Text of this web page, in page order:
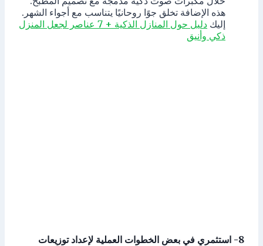
هذه الإضافة تخلق جوًا روحانيًا يتناسب مع أجواء الشهر.
إليك
دليل حول المنازل الذكية + 7 عناصر لجعل المنزل
ذكي وأنيق
8- استثمري في بعض الخطوات العملية لإعداد توزيعات